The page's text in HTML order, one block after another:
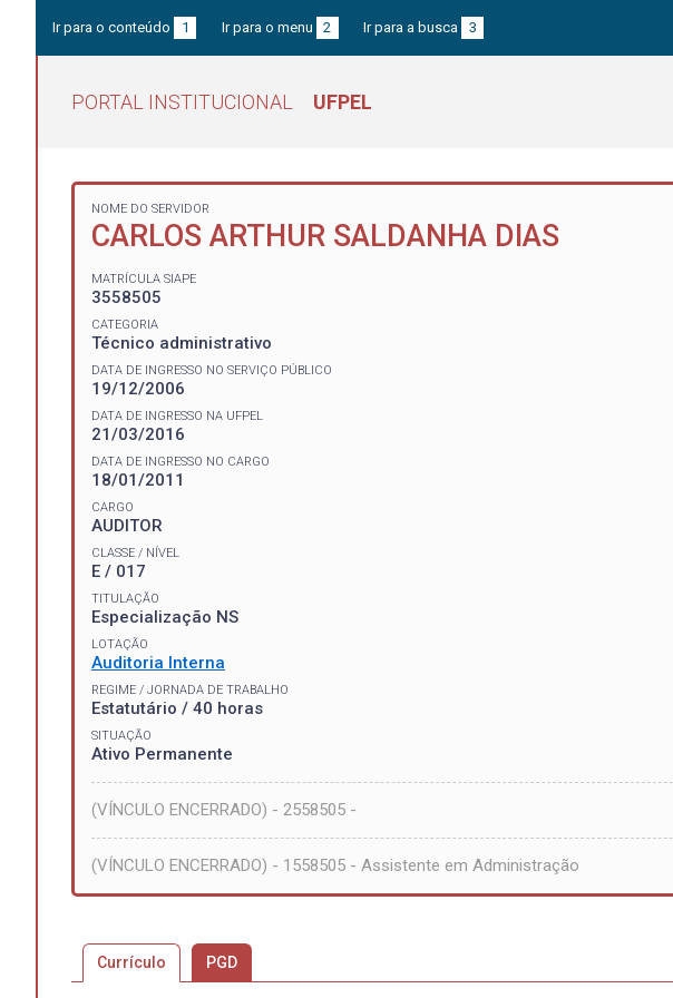
Ir para o conteúdo 1 Ir para o menu 2 Ir para a busca 3
PORTAL INSTITUCIONAL UFPEL
NOME DO SERVIDOR
CARLOS ARTHUR SALDANHA DIAS
MATRÍCULA SIAPE
3558505
CATEGORIA
Técnico administrativo
DATA DE INGRESSO NO SERVIÇO PÚBLICO
19/12/2006
DATA DE INGRESSO NA UFPEL
21/03/2016
DATA DE INGRESSO NO CARGO
18/01/2011
CARGO
AUDITOR
CLASSE / NÍVEL
E / 017
TITULAÇÃO
Especialização NS
LOTAÇÃO
Auditoria Interna
REGIME / JORNADA DE TRABALHO
Estatutário / 40 horas
SITUAÇÃO
Ativo Permanente
(VÍNCULO ENCERRADO) - 2558505 -
(VÍNCULO ENCERRADO) - 1558505 - Assistente em Administração
Currículo PGD